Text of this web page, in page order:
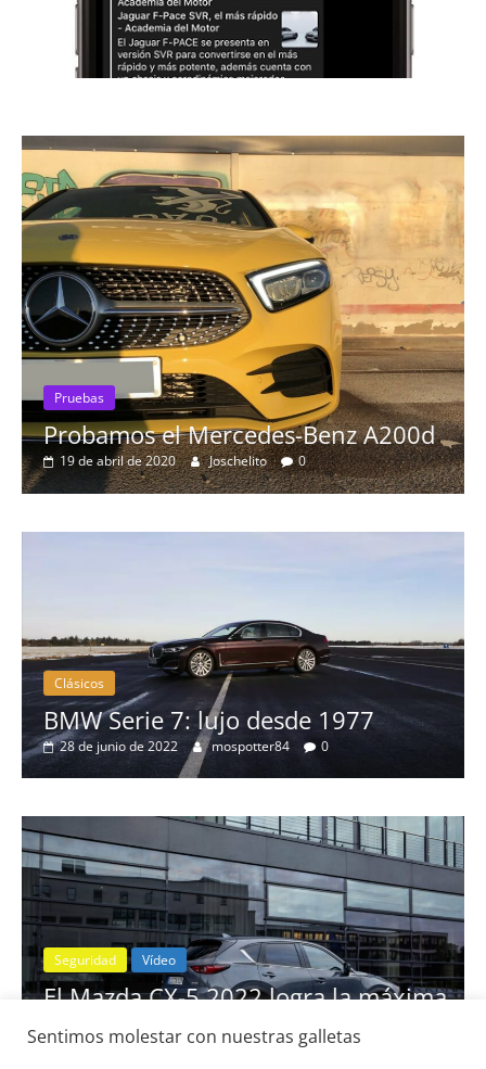
Pruebas
Probamos el Mercedes-Benz A200d
19 de abril de 2020 Joschelito 0
Clásicos
BMW Serie 7: lujo desde 1977
28 de junio de 2022 mospotter84 0
Seguridad Vídeo
El Mazda CX-5 2022 logra la máxima
nota en las pruebas de seguridad del
IIHS
Sentimos molestar con nuestras galletas